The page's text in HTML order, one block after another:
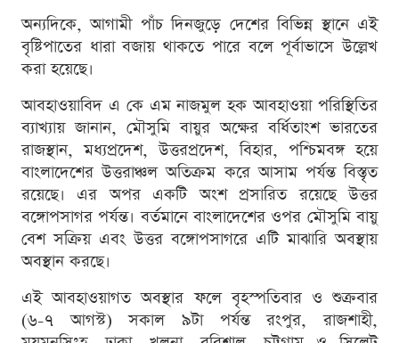
অন্যদিকে, আগামী পাঁচ দিনজুড়ে দেশের বিভিন্ন স্থানে এই
বৃষ্টিপাতের ধারা বজায় থাকতে পারে বলে পূর্বাভাসে উল্লেখ
করা হয়েছে।
আবহাওয়াবিদ এ কে এম নাজমুল হক আবহাওয়া পরিস্থিতির
ব্যাখ্যায় জানান, মৌসুমি বায়ুর অক্ষের বর্ধিতাংশ ভারতের
রাজস্থান, মধ্যপ্রদেশ, উত্তরপ্রদেশ, বিহার, পশ্চিমবঙ্গ হয়ে
বাংলাদেশের উত্তরাঞ্চল অতিক্রম করে আসাম পর্যন্ত বিস্তৃত
রয়েছে। এর অপর একটি অংশ প্রসারিত রয়েছে উত্তর
বঙ্গোপসাগর পর্যন্ত। বর্তমানে বাংলাদেশের ওপর মৌসুমি বায়ু
বেশ সক্রিয় এবং উত্তর বঙ্গোপসাগরে এটি মাঝারি অবস্থায়
অবস্থান করছে।
এই আবহাওয়াগত অবস্থার ফলে বৃহস্পতিবার ও শুক্রবার
(৬-৭ আগস্ট) সকাল ৯টা পর্যন্ত রংপুর, রাজশাহী,